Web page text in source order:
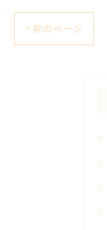
< 前のページ